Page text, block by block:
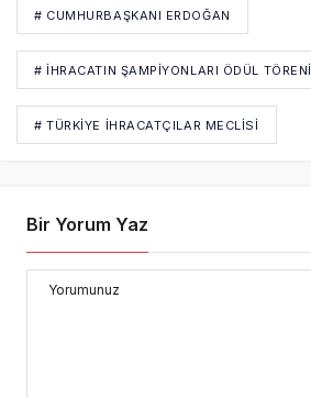
# CUMHURBAŞKANI ERDOĞAN
# İHRACATIN ŞAMPIYONLARI ÖDÜL TÖRENI
# TÜRKIYE İHRACATÇILAR MECLISI
Bir Yorum Yaz
Yorumunuz